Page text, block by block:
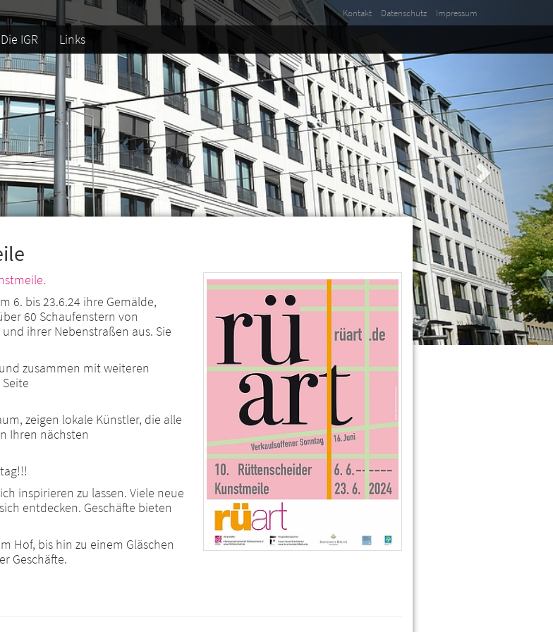
Kontakt Datenschutz Impressum
Die IGR Links
6. bis 23.6.24 ihre Gemälde,
60 Schaufenstern von
ihrer Nebenstraßen aus. Sie
zusammen mit weiteren
zeigen lokale Künstler, die alle
Ihren nächsten
inspirieren zu lassen. Viele neue
entdecken. Geschäfte bieten
Hof, bis hin zu einem Gläschen
Geschäfte.